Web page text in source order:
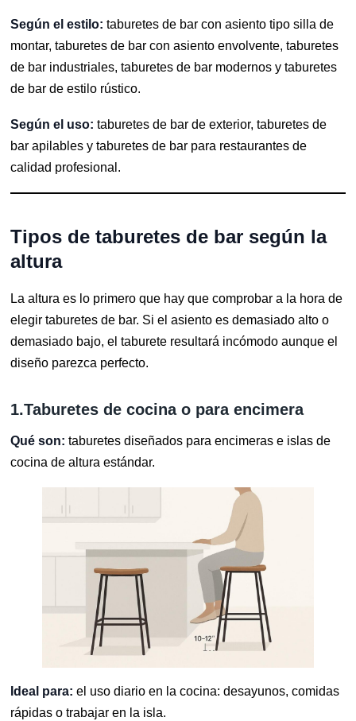
Según el estilo: taburetes de bar con asiento tipo silla de
montar, taburetes de bar con asiento envolvente, taburetes
de bar industriales, taburetes de bar modernos y taburetes
de bar de estilo rústico.
Según el uso: taburetes de bar de exterior, taburetes de
bar apilables y taburetes de bar para restaurantes de
calidad profesional.
Tipos de taburetes de bar según la
altura
La altura es lo primero que hay que comprobar a la hora de
elegir taburetes de bar. Si el asiento es demasiado alto o
demasiado bajo, el taburete resultará incómodo aunque el
diseño parezca perfecto.
1.Taburetes de cocina o para encimera
Qué son: taburetes diseñados para encimeras e islas de
cocina de altura estándar.
Ideal para: el uso diario en la cocina: desayunos, comidas
rápidas o trabajar en la isla.